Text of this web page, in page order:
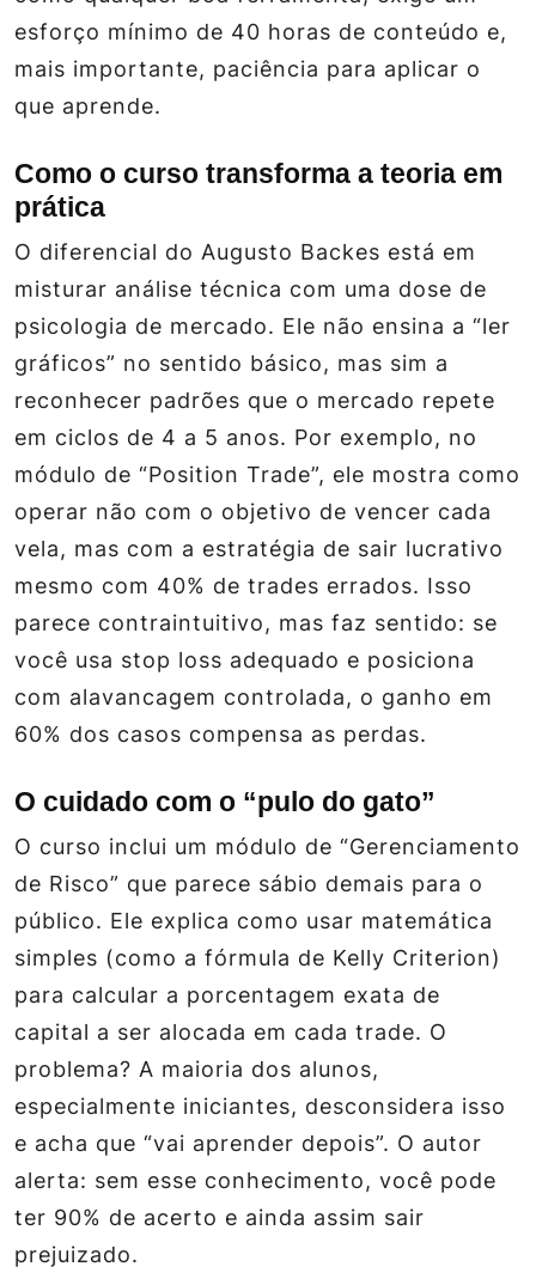
esforço mínimo de 40 horas de conteúdo e,
mais importante, paciência para aplicar o
que aprende.
Como o curso transforma a teoria em
prática
O diferencial do Augusto Backes está em
misturar análise técnica com uma dose de
psicologia de mercado. Ele não ensina a “ler
gráficos” no sentido básico, mas sim a
reconhecer padrões que o mercado repete
em ciclos de 4 a 5 anos. Por exemplo, no
módulo de “Position Trade”, ele mostra como
operar não com o objetivo de vencer cada
vela, mas com a estratégia de sair lucrativo
mesmo com 40% de trades errados. Isso
parece contraintuitivo, mas faz sentido: se
você usa stop loss adequado e posiciona
com alavancagem controlada, o ganho em
60% dos casos compensa as perdas.
O cuidado com o “pulo do gato”
O curso inclui um módulo de “Gerenciamento
de Risco” que parece sábio demais para o
público. Ele explica como usar matemática
simples (como a fórmula de Kelly Criterion)
para calcular a porcentagem exata de
capital a ser alocada em cada trade. O
problema? A maioria dos alunos,
especialmente iniciantes, desconsidera isso
e acha que “vai aprender depois”. O autor
alerta: sem esse conhecimento, você pode
ter 90% de acerto e ainda assim sair
prejuizado.